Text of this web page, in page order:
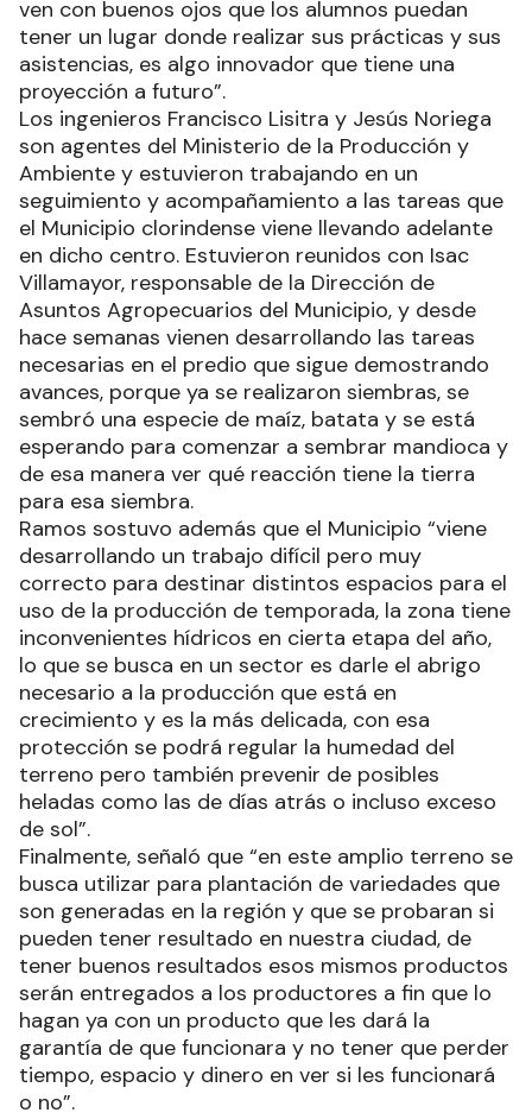
ven con buenos ojos que los alumnos puedan
tener un lugar donde realizar sus prácticas y sus
asistencias, es algo innovador que tiene una
proyección a futuro”.
Los ingenieros Francisco Lisitra y Jesús Noriega
son agentes del Ministerio de la Producción y
Ambiente y estuvieron trabajando en un
seguimiento y acompañamiento a las tareas que
el Municipio clorindense viene llevando adelante
en dicho centro. Estuvieron reunidos con Isac
Villamayor, responsable de la Dirección de
Asuntos Agropecuarios del Municipio, y desde
hace semanas vienen desarrollando las tareas
necesarias en el predio que sigue demostrando
avances, porque ya se realizaron siembras, se
sembró una especie de maíz, batata y se está
esperando para comenzar a sembrar mandioca y
de esa manera ver qué reacción tiene la tierra
para esa siembra.
Ramos sostuvo además que el Municipio “viene
desarrollando un trabajo difícil pero muy
correcto para destinar distintos espacios para el
uso de la producción de temporada, la zona tiene
inconvenientes hídricos en cierta etapa del año,
lo que se busca en un sector es darle el abrigo
necesario a la producción que está en
crecimiento y es la más delicada, con esa
protección se podrá regular la humedad del
terreno pero también prevenir de posibles
heladas como las de días atrás o incluso exceso
de sol”.
Finalmente, señaló que “en este amplio terreno se
busca utilizar para plantación de variedades que
son generadas en la región y que se probaran si
pueden tener resultado en nuestra ciudad, de
tener buenos resultados esos mismos productos
serán entregados a los productores a fin que lo
hagan ya con un producto que les dará la
garantía de que funcionara y no tener que perder
tiempo, espacio y dinero en ver si les funcionará
o no”.